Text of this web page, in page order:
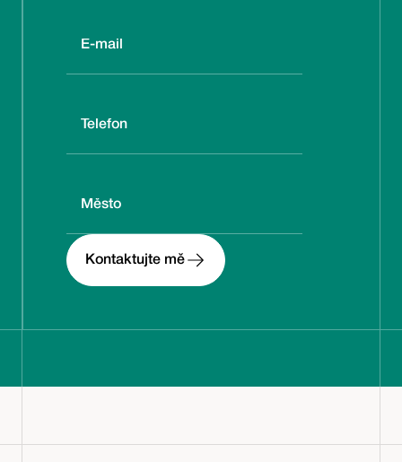
Kontaktujte mě